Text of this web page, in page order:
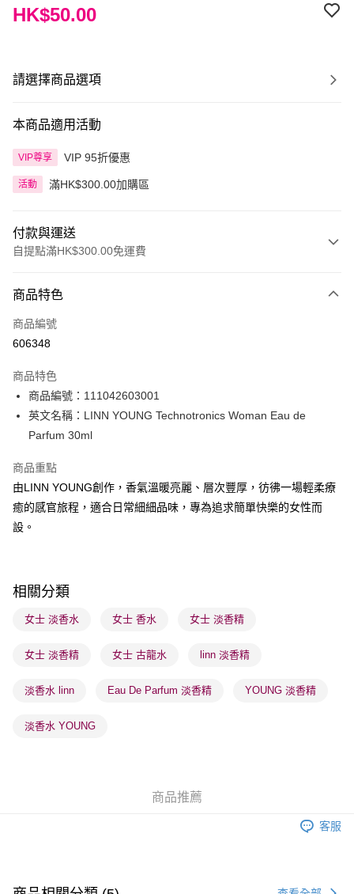
HK$50.00
請選擇商品選項
本商品適用活動
VIP尊享 VIP 95折優惠
活動 滿HK$300.00加購區
付款與運送
自提點滿HK$300.00免運費
信用卡
Apple Pay
PayMe
WeChat Pay
送貨方式
順豐自助櫃 - 確認發貨後1-3個工作天送達
每筆HK$65.00，滿HK$300.00或以上免運費
每筆HK$65.00，滿HK$300.00或以上免運費
確認發貨後1-3 工作天送達，訂單將隨機分配至SF順豐速運或京東
每筆HK$65.00，滿HK$300.00或以上免運費
(香港門市) 只顯示可選門市。確認發貨後2-5個工作天到店，3天內
每筆HK$20.00，滿HK$100.00或以上免運費
每筆HK$20.00，滿HK$100.00或以上免運費
商品特色
商品編號
606348
商品特色
商品編號：111042603001
英文名稱：LINN YOUNG Technotronics Woman Eau de
Parfum 30ml
商品重點
由LINN YOUNG創作，香氣溫暖亮麗、層次豐厚，彷彿一場輕柔療
癒的感官旅程，適合日常細細品味，專為追求簡單快樂的女性而
設。
相關分類
女士 淡香水 女士 香水 女士 淡香精
女士 淡香精 女士 古龍水 linn 淡香精
淡香水 linn Eau De Parfum 淡香精 YOUNG 淡香精
淡香水 YOUNG
商品推薦
客服